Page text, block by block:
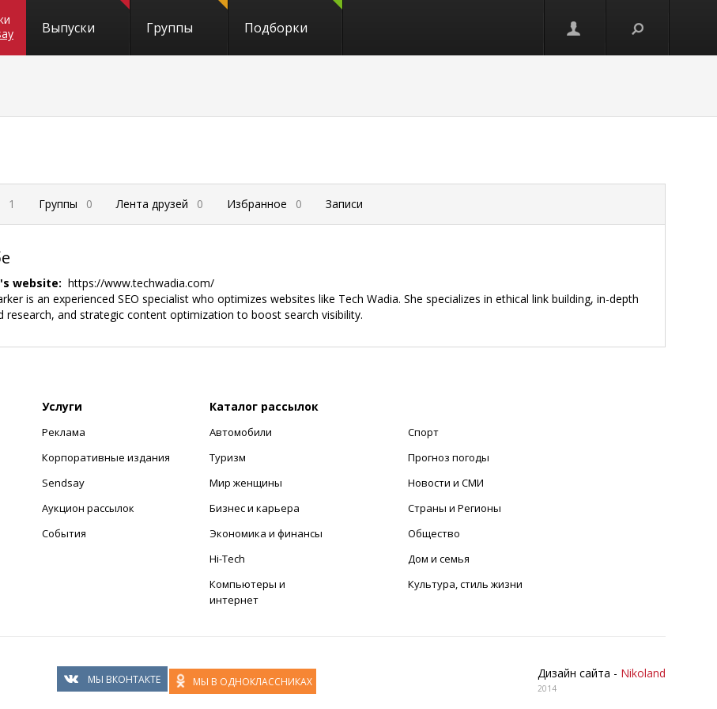
Выпуски Группы Подборки
1 Группы 0 Лента друзей 0 Избранное 0 Записи
website: https://www.techwadia.com/
is an experienced SEO specialist who optimizes websites like Tech Wadia. She specializes in ethical link building, in-depth
research, and strategic content optimization to boost search visibility.
Услуги
Реклама
Корпоративные издания
Sendsay
Аукцион рассылок
События
Каталог рассылок
Автомобили
Туризм
Мир женщины
Бизнес и карьера
Экономика и финансы
Hi-Tech
Компьютеры и
интернет
Спорт
Прогноз погоды
Новости и СМИ
Страны и Регионы
Общество
Дом и семья
Культура, стиль жизни
Дизайн сайта - Nikoland
2014
МЫ ВКОНТАКТЕ МЫ В ОДНОКЛАССНИКАХ